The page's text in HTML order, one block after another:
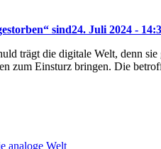
sind24. Juli 2024 -
trägt die digitale Welt, denn
zum Einsturz bringen. Die
analoge Welt